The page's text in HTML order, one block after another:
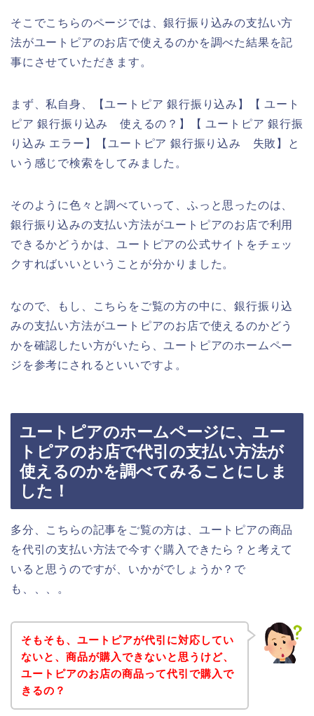
そこでこちらのページでは、銀行振り込みの支払い方
法がユートピアのお店で使えるのかを調べた結果を記
事にさせていただきます。
まず、私自身、【ユートピア 銀行振り込み】【 ユート
ピア 銀行振り込み 使えるの？】【 ユートピア 銀行振
り込み エラー】【ユートピア 銀行振り込み 失敗】と
いう感じで検索をしてみました。
そのように色々と調べていって、ふっと思ったのは、
銀行振り込みの支払い方法がユートピアのお店で利用
できるかどうかは、ユートピアの公式サイトをチェッ
クすればいいということが分かりました。
なので、もし、こちらをご覧の方の中に、銀行振り込
みの支払い方法がユートピアのお店で使えるのかどう
かを確認したい方がいたら、ユートピアのホームペー
ジを参考にされるといいですよ。
ユートピアのホームページに、ユー
トピアのお店で代引の支払い方法が
使えるのかを調べてみることにしま
した！
多分、こちらの記事をご覧の方は、ユートピアの商品
を代引の支払い方法で今すぐ購入できたら？と考えて
いると思うのですが、いかがでしょうか？で
も、、、。
そもそも、ユートピアが代引に対応してい
ないと、商品が購入できないと思うけど、
ユートピアのお店の商品って代引で購入で
きるの？